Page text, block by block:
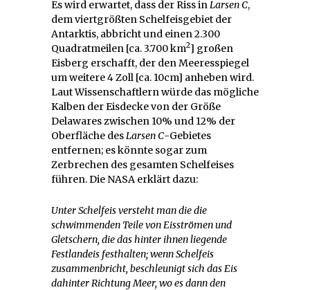
Es wird erwartet, dass der Riss inLarsen C,
dem viertgrößten Schelfeisgebiet der
Antarktis, abbricht und einen 2.300
Quadratmeilen [ca. 3.700 km2] großen
Eisberg erschafft, der den Meeresspiegel
um weitere 4 Zoll [ca. 10cm] anheben wird.
Laut Wissenschaftlern würde das mögliche
Kalben der Eisdecke von der Größe
Delawares zwischen 10% und 12% der
Oberfläche desLarsen C-Gebietes
entfernen; es könnte sogar zum
Zerbrechen des gesamten Schelfeises
führen. Die NASA erklärt dazu:
Unter Schelfeis versteht man die die
schwimmenden Teile von Eisströmen und
Gletschern, die das hinter ihnen liegende
Festlandeis festhalten; wenn Schelfeis
zusammenbricht, beschleunigt sich das Eis
dahinter Richtung Meer, wo es dann den